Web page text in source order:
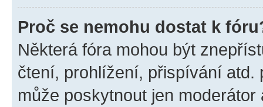
Proč se nemohu dostat k
Některá fóra mohou být
čtení, prohlížení, přispívání atd.
může poskytnout jen